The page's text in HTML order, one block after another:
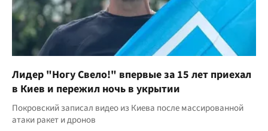
Лидер "Ногу Свело!" впервые за 15 лет приехал
в Киев и пережил ночь в укрытии
Покровский записал видео из Киева после массированной
атаки ракет и дронов